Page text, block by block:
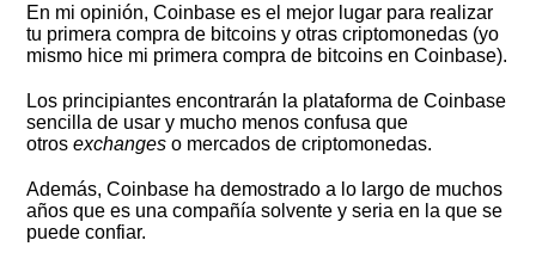
En mi opinión, Coinbase es el mejor lugar para realizar
tu primera compra de bitcoins y otras criptomonedas (yo
mismo hice mi primera compra de bitcoins en Coinbase).
Los principiantes encontrarán la plataforma de Coinbase
sencilla de usar y mucho menos confusa que
otrosexchanges o mercados de criptomonedas.
Además, Coinbase ha demostrado a lo largo de muchos
años que es una compañía solvente y seria en la que se
puede confiar.